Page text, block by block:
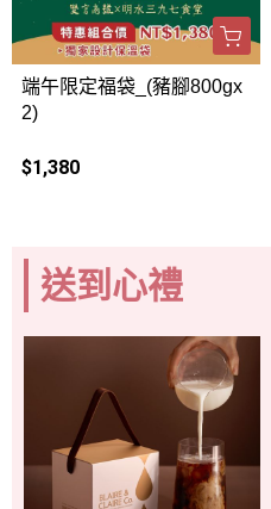
端午限定福袋_(豬腳800gx
2)
$1,380
送到心禮